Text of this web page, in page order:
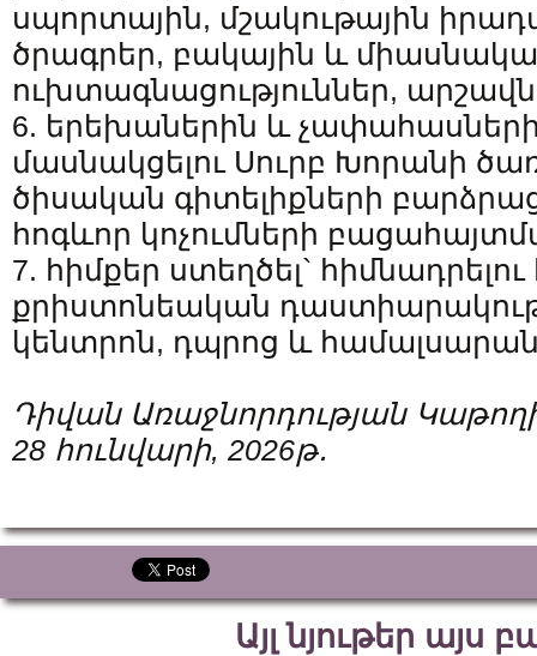
սպորտային, մշակութային
ծրագրեր, բակային և
ուխտագնացություններ,
6. երեխաներին և
մասնակցելու Սուրբ Խորանի
ծիսական գիտելիքների
հոգևոր կոչումների
7. հիմքեր ստեղծել`
քրիստոնեական
կենտրոն, դպրոց և
Դիվան Առաջնորդության
28 հունվարի, 2026թ․
Այլ նյութեր այս